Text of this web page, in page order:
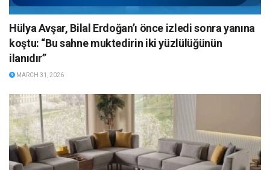
Hülya Avşar, Bilal Erdoğan’ı önce izledi sonra yanına
koştu: “Bu sahne muktedirin iki yüzlülüğünün
ilanıdır”
MARCH 31, 2026